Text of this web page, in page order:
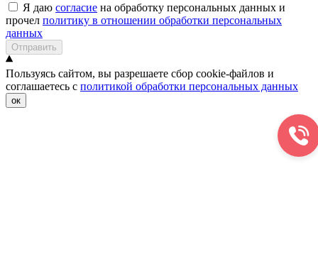
Я даю согласие на обработку персональных данных и
прочел политику в отношении обработки персональных
данных
Отправить
Пользуясь сайтом, вы разрешаете сбор cookie-файлов и
соглашаетесь с политикой обработки персональных данных
ок